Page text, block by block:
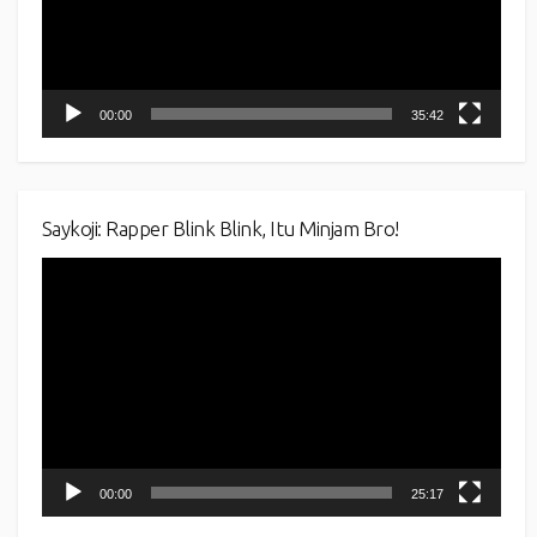
00:00 35:42
Saykoji: Rapper Blink Blink, Itu Minjam Bro!
00:00 25:17